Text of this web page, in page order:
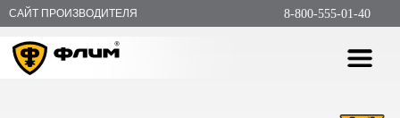
САЙТ ПРОИЗВОДИТЕЛЯ 8-800-555-01-40